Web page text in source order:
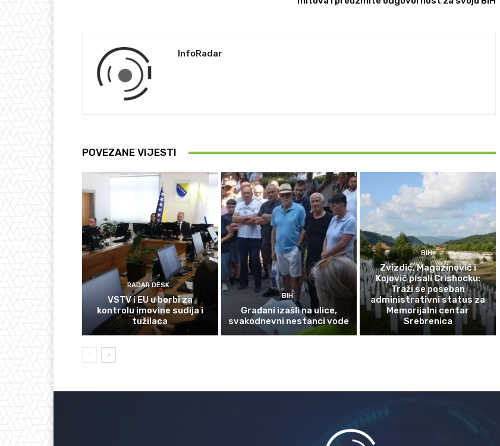
InfoRadar
POVEZANE VIJESTI
RADAR DESK
VSTV i EU u borbi za
kontrolu imovine sudija i
tužilaca
BIH
Građani izašli na ulice,
svakodnevni nestanci vode
BIH
Zvizdić, Magazinović i
Kojović pisali Crishocku:
Traži se poseban
administrativni status za
Memorijalni centar
Srebrenica